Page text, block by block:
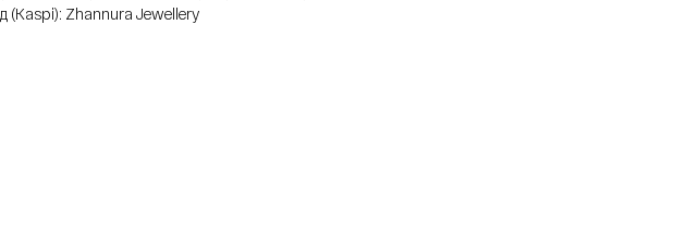
(Kaspi): Zhannura Jewellery